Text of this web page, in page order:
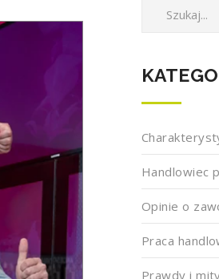
Handlowiec
Opinie o
Praca
Prawdy i